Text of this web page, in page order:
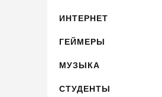
ИНТЕРНЕТ
ГЕЙМЕРЫ
МУЗЫКА
СТУДЕНТЫ